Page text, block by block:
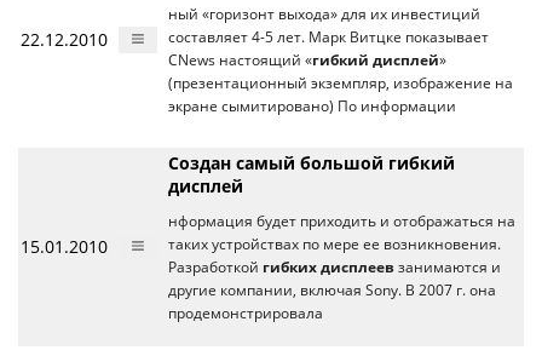
22.12.2010
ный «горизонт выхода» для их инвестиций
составляет 4-5 лет. Марк Витцке показывает
CNews настоящий «гибкий дисплей»
(презентационный экземпляр, изображение на
экране сымитировано) По информации
15.01.2010
Создан самый большой гибкий
дисплей
нформация будет приходить и отображаться на
таких устройствах по мере ее возникновения.
Разработкой гибких дисплеев занимаются и
другие компании, включая Sony. В 2007 г. она
продемонстрировала